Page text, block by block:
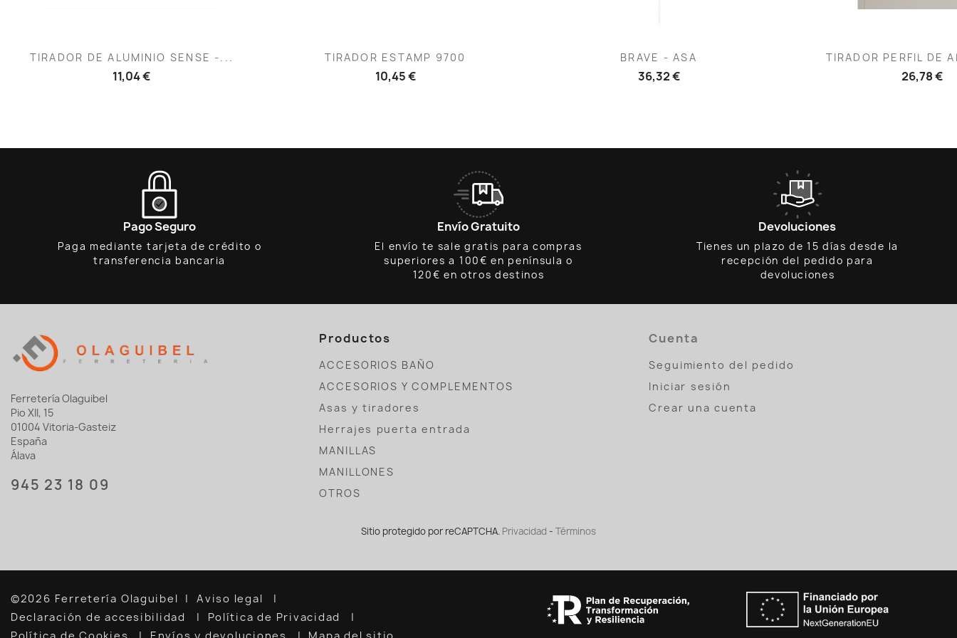
 Vista rápida
TIRADOR DE ALUMINIO SENSE -...
11,04 €
 Vista rápida
TIRADOR ESTAMP 9700
10,45 €
Vista rápida
BRAVE - ASA
36,32 €
Vista
TIRADOR PERFIL DE
26,78 €
Pago Seguro
Paga mediante tarjeta de crédito o
transferencia bancaria
Envío Gratuito
El envío te sale gratis para compras
superiores a 100€ en península o
120€ en otros destinos
Devoluciones
Tienes un plazo de 15 días desde la
recepción del pedido para
devoluciones
Ferretería Olaguibel
Pio XII, 15
01004 Vitoria-Gasteiz
España
Álava
945 23 18 09
Productos
ACCESORIOS BAÑO
ACCESORIOS Y COMPLEMENTOS
Asas y tiradores
Herrajes puerta entrada
MANILLAS
MANILLONES
OTROS
Cuenta
Seguimiento del pedido
Iniciar sesión
Crear una cuenta
Sitio protegido por reCAPTCHA. Privacidad - Términos
©2026 Ferretería Olaguibel
Aviso legal
Declaración de accesibilidad
Política de Privacidad